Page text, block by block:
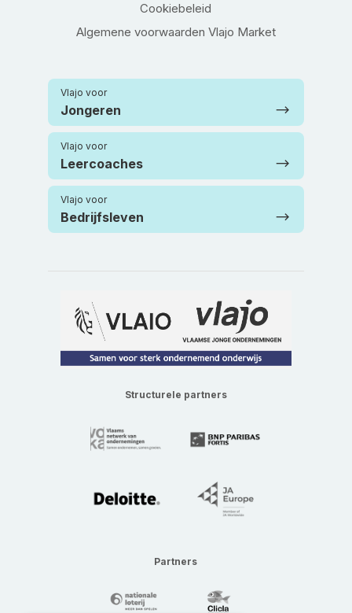
Cookiebeleid
Algemene voorwaarden Vlajo Market
Vlajo voor
Jongeren
Vlajo voor
Leercoaches
Vlajo voor
Bedrijfsleven
Structurele partners
Partners